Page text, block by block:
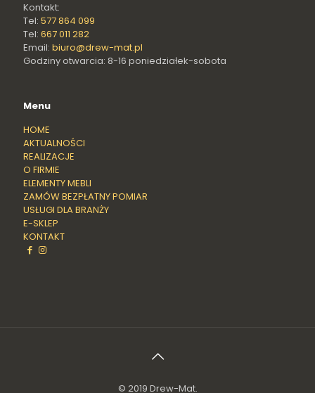
Kontakt:
Tel: 577 864 099
Tel: 667 011 282
Email: biuro@drew-mat.pl
Godziny otwarcia: 8-16 poniedziałek-sobota
Menu
HOME
AKTUALNOŚCI
REALIZACJE
O FIRMIE
ELEMENTY MEBLI
ZAMÓW BEZPŁATNY POMIAR
USŁUGI DLA BRANŻY
E-SKLEP
KONTAKT
© 2019 Drew-Mat.